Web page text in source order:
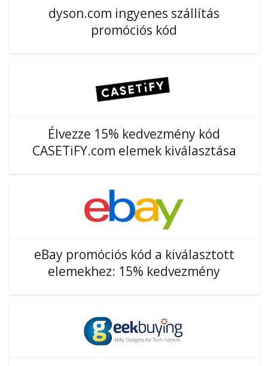
dyson.com ingyenes szállítás
promóciós kód
Élvezze 15% kedvezmény kód
CASETiFY.com elemek kiválasztása
eBay promóciós kód a kiválasztott
elemekhez: 15% kedvezmény